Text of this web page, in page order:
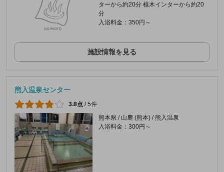
ターから約20分 植木インターから約20
分
入浴料金：350円～
施設情報を見る
熊入温泉センター
3.8点 /5件
熊本県 / 山鹿 (熊本) / 熊入温泉
入浴料金：300円～